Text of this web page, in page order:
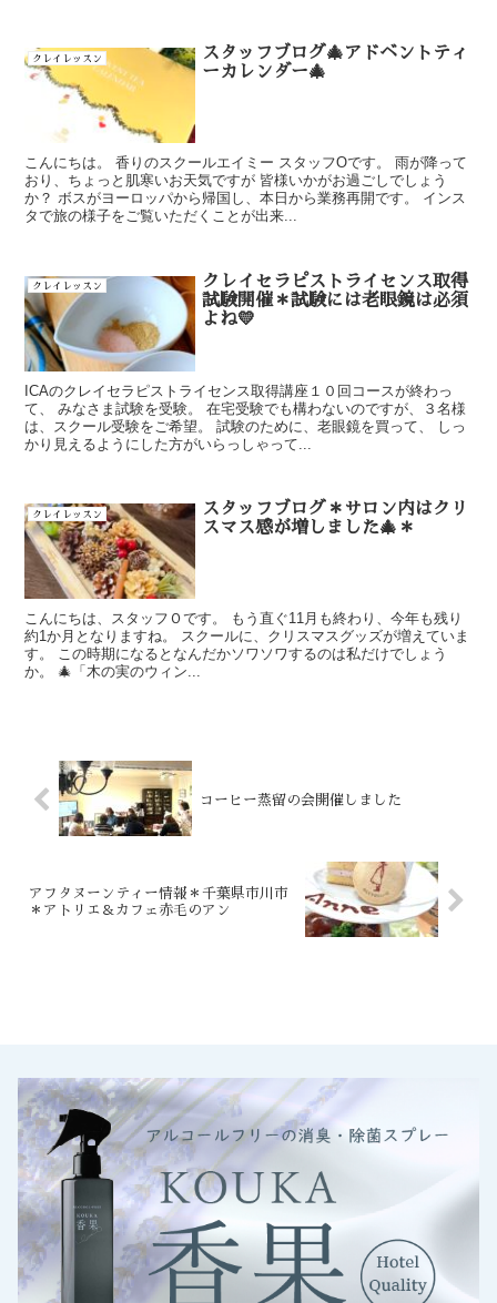
クレイレッスン
スタッフブログ🎄アドベントティ
ーカレンダー🎄
こんにちは。 香りのスクールエイミー スタッフOです。 雨が降って
おり、ちょっと肌寒いお天気ですが 皆様いかがお過ごしでしょう
か？ ボスがヨーロッパから帰国し、本日から業務再開です。 インス
タで旅の様子をご覧いただくことが出来...
クレイレッスン
クレイセラピストライセンス取得
試験開催＊試験には老眼鏡は必須
よね💛
ICAのクレイセラピストライセンス取得講座１０回コースが終わっ
て、 みなさま試験を受験。 在宅受験でも構わないのですが、３名様
は、スクール受験をご希望。 試験のために、老眼鏡を買って、 しっ
かり見えるようにした方がいらっしゃって...
クレイレッスン
スタッフブログ＊サロン内はクリ
スマス感が増しました🎄＊
こんにちは、スタッフＯです。 もう直ぐ11月も終わり、今年も残り
約1か月となりますね。 スクールに、クリスマスグッズが増えていま
す。 この時期になるとなんだかソワソワするのは私だけでしょう
か。 🎄「木の実のウィン...
コーヒー蒸留の会開催しました
アフタヌーンティー情報＊千葉県市川市
＊アトリエ＆カフェ赤毛のアン